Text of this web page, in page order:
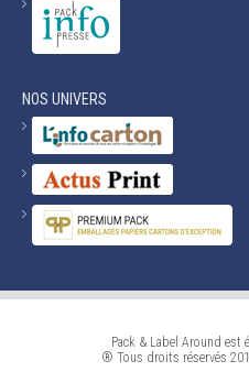
NOS UNIVERS
Pack & Label Around est
® Tous droits réservés